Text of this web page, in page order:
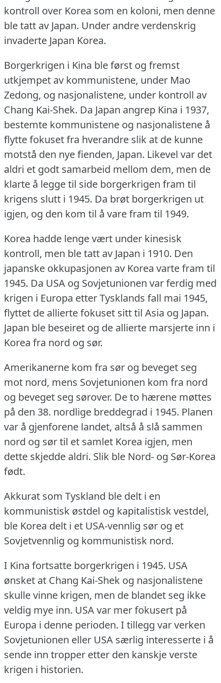
kontroll over Korea som en koloni, men denne
ble tatt av Japan. Under andre verdenskrig
invaderte Japan Korea.
Borgerkrigen i Kina ble først og fremst
utkjempet av kommunistene, under Mao
Zedong, og nasjonalistene, under kontroll av
Chang Kai-Shek. Da Japan angrep Kina i 1937,
bestemte kommunistene og nasjonalistene å
flytte fokuset fra hverandre slik at de kunne
motstå den nye fienden, Japan. Likevel var det
aldri et godt samarbeid mellom dem, men de
klarte å legge til side borgerkrigen fram til
krigens slutt i 1945. Da brøt borgerkrigen ut
igjen, og den kom til å vare fram til 1949.
Korea hadde lenge vært under kinesisk
kontroll, men ble tatt av Japan i 1910. Den
japanske okkupasjonen av Korea varte fram til
1945. Da USA og Sovjetunionen var ferdig med
krigen i Europa etter Tysklands fall mai 1945,
flyttet de allierte fokuset sitt til Asia og Japan.
Japan ble beseiret og de allierte marsjerte inn i
Korea fra nord og sør.
Amerikanerne kom fra sør og beveget seg
mot nord, mens Sovjetunionen kom fra nord
og beveget seg sørover. De to hærene møttes
på den 38. nordlige breddegrad i 1945. Planen
var å gjenforene landet, altså å slå sammen
nord og sør til et samlet Korea igjen, men
dette skjedde aldri. Slik ble Nord- og Sør-Korea
født.
Akkurat som Tyskland ble delt i en
kommunistisk østdel og kapitalistisk vestdel,
ble Korea delt i et USA-vennlig sør og et
Sovjetvennlig og kommunistisk nord.
I Kina fortsatte borgerkrigen i 1945. USA
ønsket at Chang Kai-Shek og nasjonalistene
skulle vinne krigen, men de blandet seg ikke
veldig mye inn. USA var mer fokusert på
Europa i denne perioden. I tillegg var verken
Sovjetunionen eller USA særlig interesserte i å
sende inn tropper etter den kanskje verste
krigen i historien.